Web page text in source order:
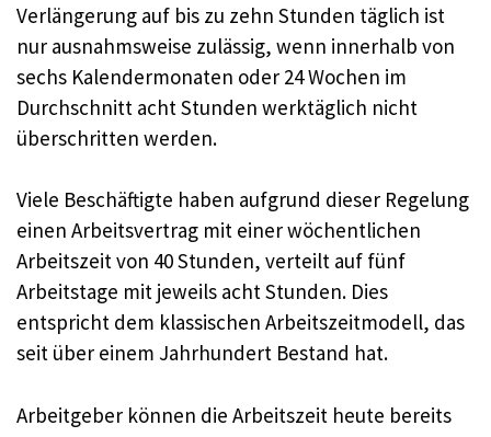
Verlängerung auf bis zu zehn Stunden täglich ist
nur ausnahmsweise zulässig, wenn innerhalb von
sechs Kalendermonaten oder 24 Wochen im
Durchschnitt acht Stunden werktäglich nicht
überschritten werden.
Viele Beschäftigte haben aufgrund dieser Regelung
einen Arbeitsvertrag mit einer wöchentlichen
Arbeitszeit von 40 Stunden, verteilt auf fünf
Arbeitstage mit jeweils acht Stunden. Dies
entspricht dem klassischen Arbeitszeitmodell, das
seit über einem Jahrhundert Bestand hat.
Arbeitgeber können die Arbeitszeit heute bereits